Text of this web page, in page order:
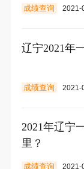
成绩查询 2021-
辽宁2021年
成绩查询 2021-
2021年辽宁
里？
成绩查询 2021-